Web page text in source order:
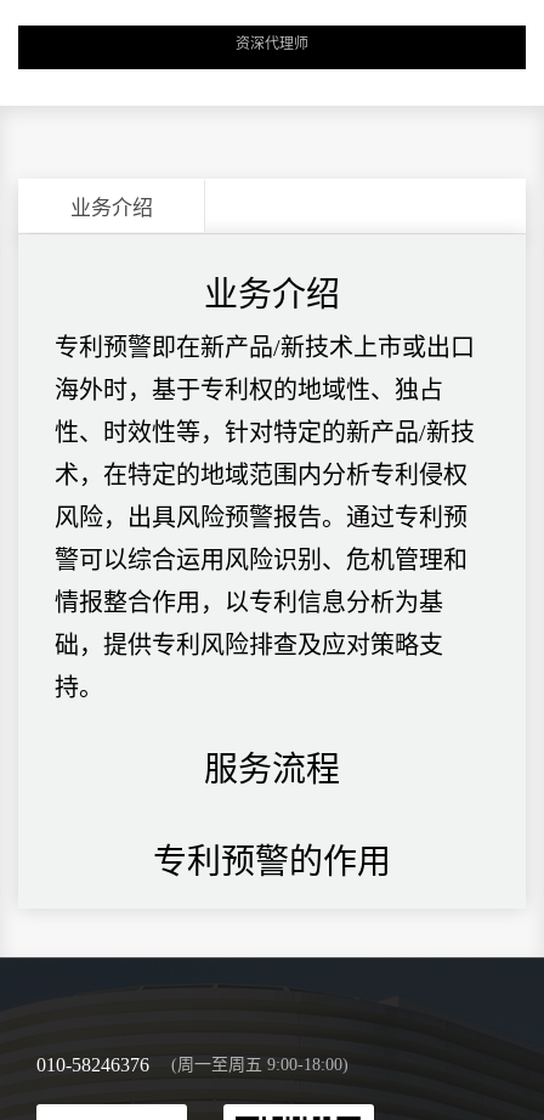
资深代理师
业务介绍
业务介绍
专利预警即在新产品/新技术上市或出口
海外时，基于专利权的地域性、独占
性、时效性等，针对特定的新产品/新技
术，在特定的地域范围内分析专利侵权
风险，出具风险预警报告。通过专利预
警可以综合运用风险识别、危机管理和
情报整合作用，以专利信息分析为基
础，提供专利风险排查及应对策略支
持。
服务流程
专利预警的作用
010-58246376 (周一至周五 9:00-18:00)